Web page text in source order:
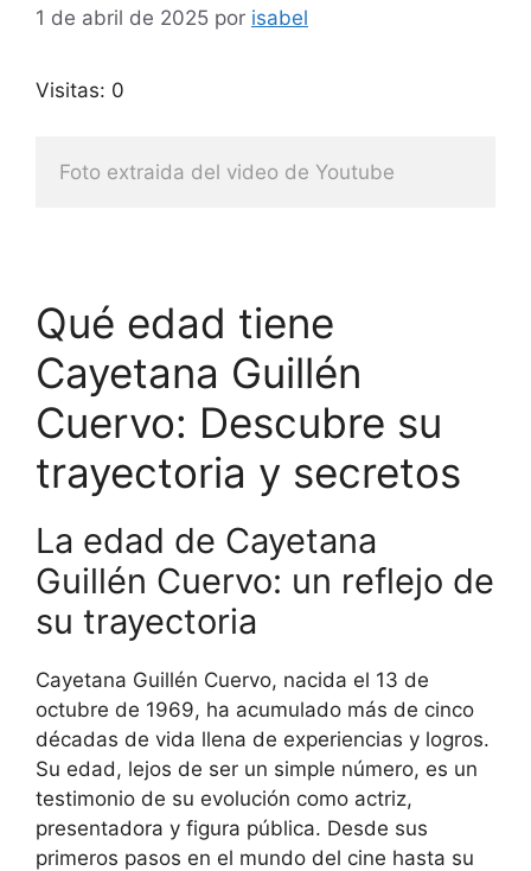
1 de abril de 2025 por isabel
Visitas: 0
Foto extraida del video de Youtube
Qué edad tiene
Cayetana Guillén
Cuervo: Descubre su
trayectoria y secretos
La edad de Cayetana
Guillén Cuervo: un reflejo de
su trayectoria
Cayetana Guillén Cuervo, nacida el 13 de
octubre de 1969, ha acumulado más de cinco
décadas de vida llena de experiencias y logros.
Su edad, lejos de ser un simple número, es un
testimonio de su evolución como actriz,
presentadora y figura pública. Desde sus
primeros pasos en el mundo del cine hasta su